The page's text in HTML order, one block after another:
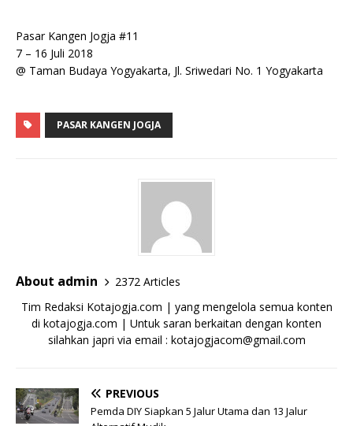
Pasar Kangen Jogja #11
7 – 16 Juli 2018
@ Taman Budaya Yogyakarta, Jl. Sriwedari No. 1 Yogyakarta
PASAR KANGEN JOGJA
About admin
2372 Articles
Tim Redaksi Kotajogja.com | yang mengelola semua konten
di kotajogja.com | Untuk saran berkaitan dengan konten
silahkan japri via email : kotajogjacom@gmail.com
PREVIOUS
Pemda DIY Siapkan 5 Jalur Utama dan 13 Jalur